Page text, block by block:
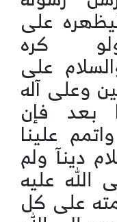
على
كره
على
وعلى آله
بعد فإن
علينا
دينآ ولم
عليه
على كل